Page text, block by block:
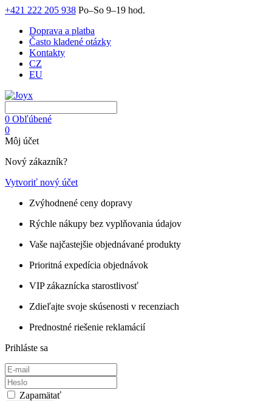
+421 222 205 938 Po–So 9–19 hod.
Doprava a platba
Často kladené otázky
Kontakty
CZ
EU
0 Obľúbené
0
Môj účet
Nový zákazník?
Vytvoriť nový účet
Zvýhodnené ceny dopravy
Rýchle nákupy bez vyplňovania údajov
Vaše najčastejšie objednávané produkty
Prioritná expedícia objednávok
VIP zákaznícka starostlivosť
Zdieľajte svoje skúsenosti v recenziach
Prednostné riešenie reklamácií
Prihláste sa
Zapamätať